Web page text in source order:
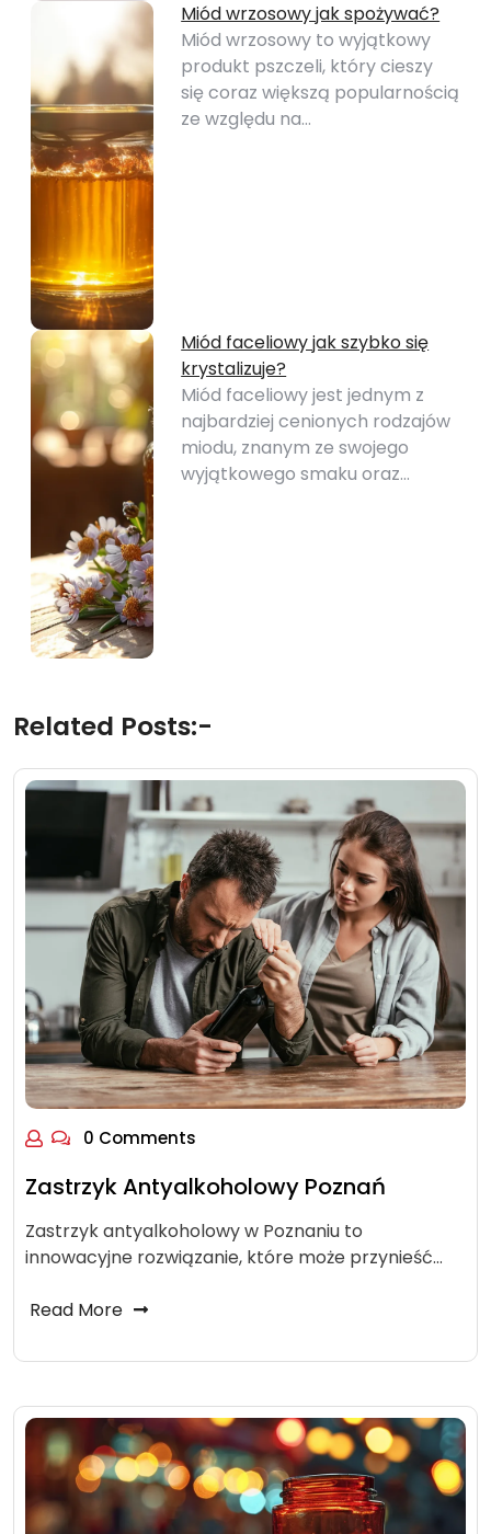
Miód wrzosowy jak spożywać?
Miód wrzosowy to wyjątkowy
produkt pszczeli, który cieszy
się coraz większą popularnością
ze względu na…
Miód faceliowy jak szybko się
krystalizuje?
Miód faceliowy jest jednym z
najbardziej cenionych rodzajów
miodu, znanym ze swojego
wyjątkowego smaku oraz…
Related Posts:-
0 Comments
Zastrzyk Antyalkoholowy Poznań
Zastrzyk antyalkoholowy w Poznaniu to
innowacyjne rozwiązanie, które może przynieść…
Read More